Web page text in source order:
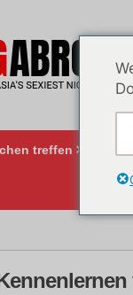
treffen